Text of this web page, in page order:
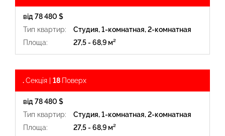
від 78 480 $
Тип квартир:
Студия, 1-комнатная, 2-комнатная
Площа:
27,5 - 68,9 м²
.Секція | 18 Поверх
від 78 480 $
Тип квартир:
Студия, 1-комнатная, 2-комнатная
Площа:
27,5 - 68,9 м²